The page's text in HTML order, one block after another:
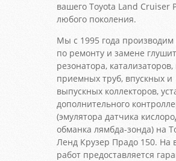
вашего Toyota Land Cruiser
любого поколения.
Мы с 1995 года производим
по ремонту и замене
резонатора, катализаторов,
приемных труб, впускных и
выпускных коллекторов,
дополнительного
(эмулятора датчика
обманка лямбда-зонда) на
Ленд Крузер Прадо 150. На
работ предоставляется